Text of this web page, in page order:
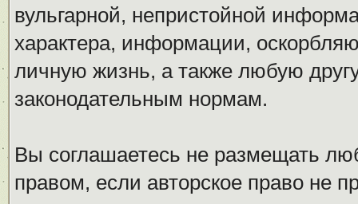
вульгарной, непристойной
характера, информации,
личную жизнь, а также любую
законодательным нормам.
Вы соглашаетесь не размещать
правом, если авторское право не